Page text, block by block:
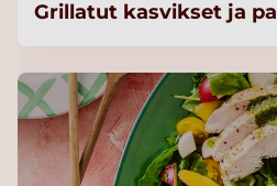
Grillatut kasvikset ja